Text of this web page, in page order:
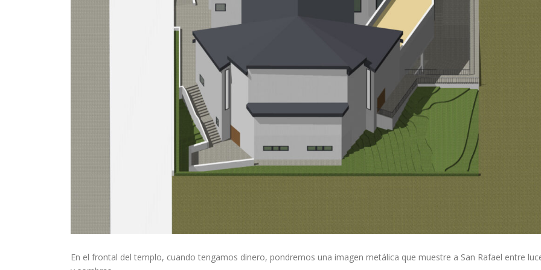
En el frontal del templo, cuando tengamos dinero, pondremos una imagen metálica que muestre a San Rafael entre